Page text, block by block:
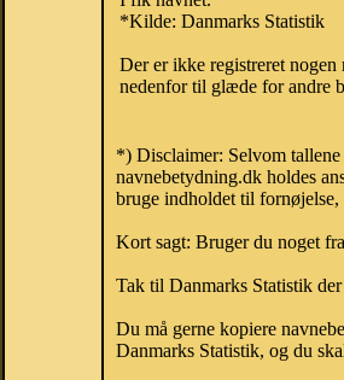
*Kilde: Danmarks Statistik
Der er ikke registreret
nedenfor til glæde for andre
*) Disclaimer: Selvom
navnebetydning.dk holdes
bruge indholdet til
Kort sagt: Bruger du noget
Tak til Danmarks Statistik
Du må gerne kopiere
Danmarks Statistik, og du